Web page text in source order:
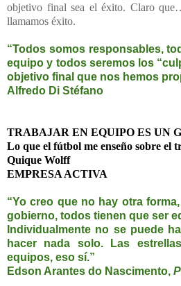
objetivo final sea el éxito. Claro
llamamos éxito.
“Todos somos responsables,
equipo y todos seremos los
objetivo final que nos hemos
Alfredo Di Stéfano
TRABAJAR EN EQUIPO ES UN
Lo que el fútbol me enseño sobre el
Quique Wolff
EMPRESA ACTIVA
“Yo creo que no hay otra
gobierno, todos tienen que ser
Individualmente no se puede
hacer nada solo. Las
equipos, eso sí.”
Edson Arantes do Nascimento,